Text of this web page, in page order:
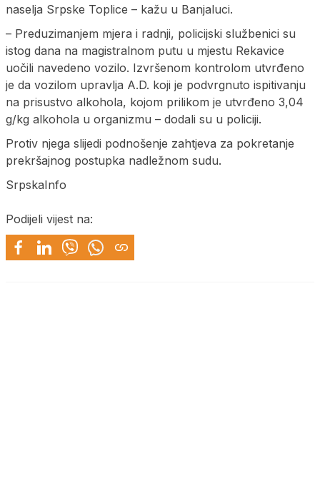
naselja Srpske Toplice – kažu u Banjaluci.
– Preduzimanjem mjera i radnji, policijski službenici su
istog dana na magistralnom putu u mjestu Rekavice
uočili navedeno vozilo. Izvršenom kontrolom utvrđeno
je da vozilom upravlja A.D. koji je podvrgnuto ispitivanju
na prisustvo alkohola, kojom prilikom je utvrđeno 3,04
g/kg alkohola u organizmu – dodali su u policiji.
Protiv njega slijedi podnošenje zahtjeva za pokretanje
prekršajnog postupka nadležnom sudu.
SrpskaInfo
Podijeli vijest na: